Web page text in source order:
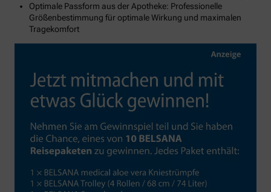
Optimale Passform aus der Apotheke: Professionelle
Größenbestimmung für optimale Wirkung und maximalen
Tragekomfort